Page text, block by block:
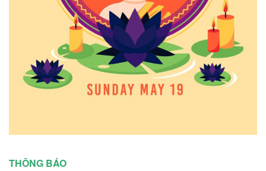
THÔNG BÁO